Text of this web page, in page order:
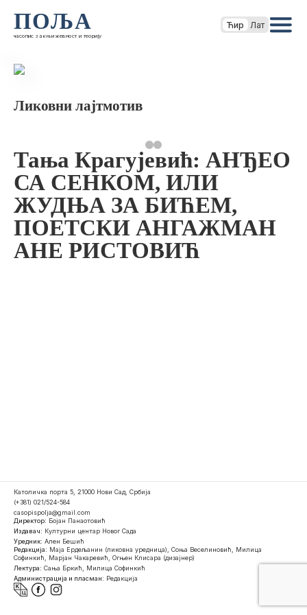
ПОЉА
часопис за књижевност и теорију
Ћир Лат
Ликовни лајтмотив
Тања Крагујевић: АНЂЕО
СА СЕНКОМ, ИЛИ
ЖУДЊА ЗА БИЋЕМ,
ПОЕТСКИ АНГАЖМАН
АНЕ РИСТОВИЋ
Католичка порта 5, 21000 Нови Сад, Србија
(+381) 021/524-584
casopispolja@gmail.com
Директор: Бојан Панаотовић
Издавач: Културни центар Новог Сада
Уредник: Ален Бешић
Редакција: Маја Ердељанин (ликовна уредница), Соња Веселиновић, Милица
Софинкић, Марјан Чакаревић, Огњен Клисара (дизајнер)
Лектура: Сања Бркић, Милица Софинкић
Администрација и пласман: Редакција